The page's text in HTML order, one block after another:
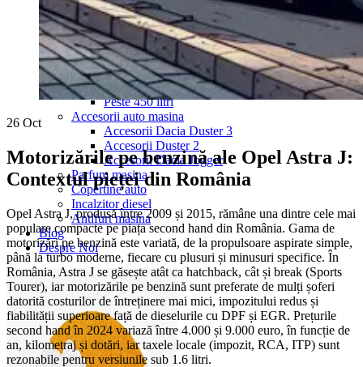
Navigație Skoda Superb 1
Navigație Skoda Superb 2
Navigație Toyota Avensis T25
Portbagaj Plafon Auto
Sub 350 Litri
Peste 350 Litri
Peste 450 litri
Accesorii auto masina
Accesorii Dacia Duster 3
Accesorii Duster 2
Accesorii Dacia Jogger
Parfum masina
Copertine auto
Incalzitor diesel
Antifurt masina
Blog
Despre Noi
26 Oct
Motorizările pe benzină ale Opel Astra J:
Contextul pieței din România
Opel Astra J, produsă între 2009 și 2015, rămâne una dintre cele mai
populare compacte pe piața second hand din România. Gama de
motorizări pe benzină este variată, de la propulsoare aspirate simple,
până la turbo moderne, fiecare cu plusuri și minusuri specifice. În
România, Astra J se găsește atât ca hatchback, cât și break (Sports
Tourer), iar motorizările pe benzină sunt preferate de mulți șoferi
datorită costurilor de întreținere mai mici, impozitului redus și
fiabilității superioare față de dieselurile cu DPF și EGR. Prețurile
second hand în 2024 variază între 4.000 și 9.000 euro, în funcție de
an, kilometraj și dotări, iar taxele locale (impozit, RCA, ITP) sunt
rezonabile pentru versiunile sub 1.6 litri.